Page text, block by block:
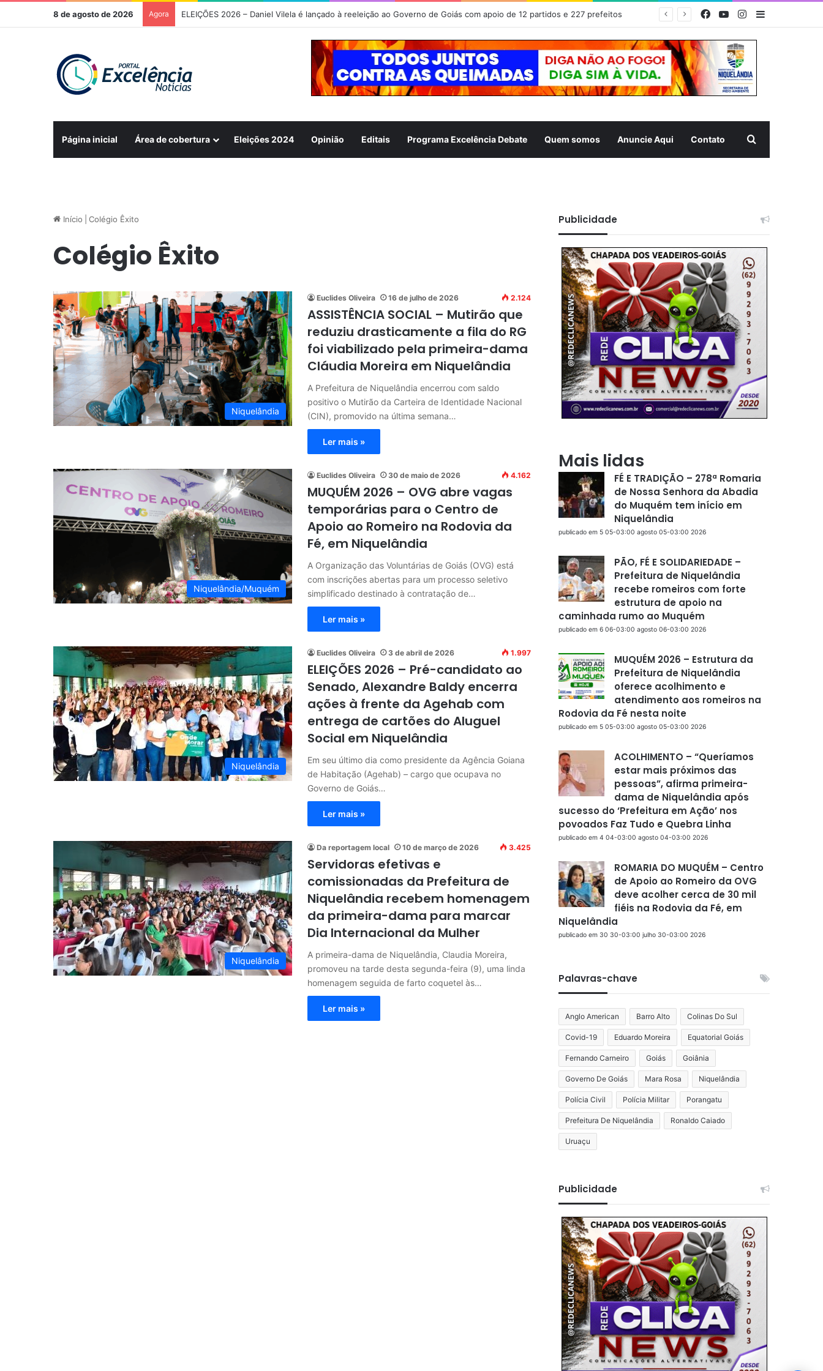
8 de agosto de 2026 Agora ELEIÇÕES 2026 – Daniel Vilela é lançado à reeleição ao Governo de Goiás com apoio de 12 partidos e 227 prefeitos FacebookYouTubeInstagram
Página inicial Área de cobertura Eleições 2024 Opinião Editais Programa Excelência Debate Quem somos Anuncie Aqui Contato
Início Colégio Êxito
Colégio Êxito
Niquelândia
Euclides Oliveira 16 de julho de 2026 2.124
ASSISTÊNCIA SOCIAL – Mutirão que
reduziu drasticamente a fila do RG
foi viabilizado pela primeira-dama
Cláudia Moreira em Niquelândia
A Prefeitura de Niquelândia encerrou com saldo
positivo o Mutirão da Carteira de Identidade Nacional
(CIN), promovido na última semana…
Ler mais »
Niquelândia/Muquém
Euclides Oliveira 30 de maio de 2026 4.162
MUQUÉM 2026 – OVG abre vagas
temporárias para o Centro de
Apoio ao Romeiro na Rodovia da
Fé, em Niquelândia
A Organização das Voluntárias de Goiás (OVG) está
com inscrições abertas para um processo seletivo
simplificado destinado à contratação de…
Ler mais »
Niquelândia
Euclides Oliveira 3 de abril de 2026 1.997
ELEIÇÕES 2026 – Pré-candidato ao
Senado, Alexandre Baldy encerra
ações à frente da Agehab com
entrega de cartões do Aluguel
Social em Niquelândia
Em seu último dia como presidente da Agência Goiana
de Habitação (Agehab) – cargo que ocupava no
Governo de Goiás…
Ler mais »
Niquelândia
Da reportagem local 10 de março de 2026 3.425
Servidoras efetivas e
comissionadas da Prefeitura de
Niquelândia recebem homenagem
da primeira-dama para marcar
Dia Internacional da Mulher
A primeira-dama de Niquelândia, Claudia Moreira,
promoveu na tarde desta segunda-feira (9), uma linda
homenagem seguida de farto coquetel às…
Ler mais »
Publicidade
Mais lidas
FÉ E TRADIÇÃO – 278ª Romaria
de Nossa Senhora da Abadia
do Muquém tem início em
Niquelândia
publicado em 5 05-03:00 agosto 05-03:00 2026
PÃO, FÉ E SOLIDARIEDADE –
Prefeitura de Niquelândia
recebe romeiros com forte
estrutura de apoio na
caminhada rumo ao Muquém
publicado em 6 06-03:00 agosto 06-03:00 2026
MUQUÉM 2026 – Estrutura da
Prefeitura de Niquelândia
oferece acolhimento e
atendimento aos romeiros na
Rodovia da Fé nesta noite
publicado em 5 05-03:00 agosto 05-03:00 2026
ACOLHIMENTO – “Queríamos
estar mais próximos das
pessoas”, afirma primeira-
dama de Niquelândia após
sucesso do ‘Prefeitura em Ação’ nos
povoados Faz Tudo e Quebra Linha
publicado em 4 04-03:00 agosto 04-03:00 2026
ROMARIA DO MUQUÉM – Centro
de Apoio ao Romeiro da OVG
deve acolher cerca de 30 mil
fiéis na Rodovia da Fé, em
Niquelândia
publicado em 30 30-03:00 julho 30-03:00 2026
Palavras-chave
Anglo American Barro Alto Colinas Do Sul
Covid-19 Eduardo Moreira Equatorial Goiás
Fernando Carneiro Goiás Goiânia
Governo De Goiás Mara Rosa Niquelândia
Polícia Civil Polícia Militar Porangatu
Prefeitura De Niquelândia Ronaldo Caiado
Uruaçu
Publicidade